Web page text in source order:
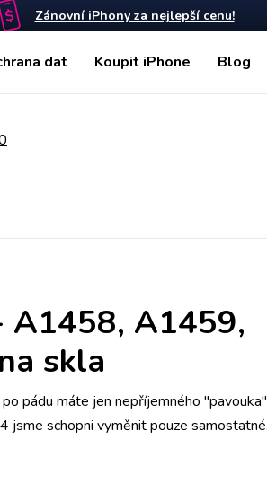
Zánovní iPhony za nejlepší cenu!
dat Koupit iPhone Blog
A1458, A1459,
skla
pádu máte jen nepříjemného "pavouka"
jsme schopni vyměnit pouze samostatné